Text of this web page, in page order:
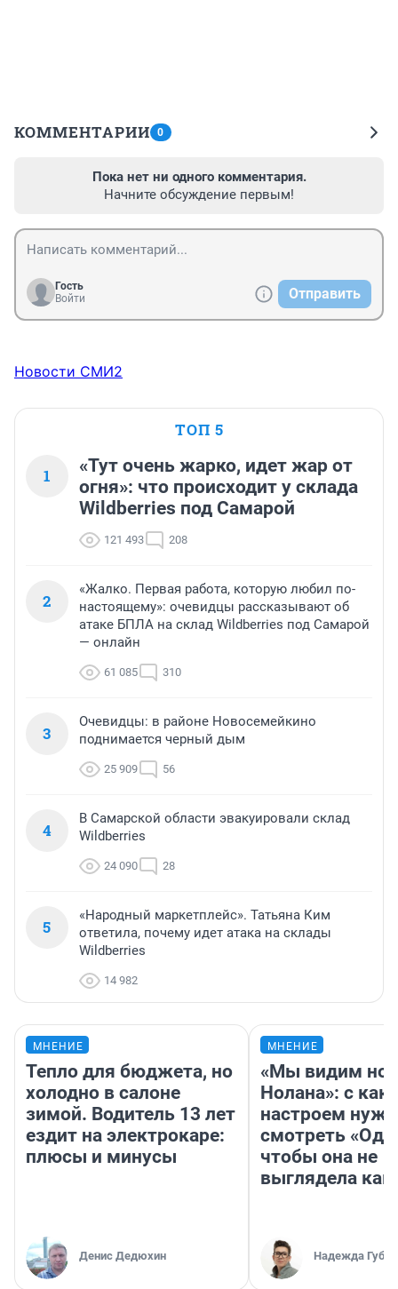
КОММЕНТАРИИ 0
Пока нет ни одного комментария.
Начните обсуждение первым!
Гость
Войти
Отправить
Новости СМИ2
ТОП 5
1
«Тут очень жарко, идет жар от
огня»: что происходит у склада
Wildberries под Самарой
121 493 208
2
«Жалко. Первая работа, которую любил по-
настоящему»: очевидцы рассказывают об
атаке БПЛА на склад Wildberries под Самарой
— онлайн
61 085 310
3
Очевидцы: в районе Новосемейкино
поднимается черный дым
25 909 56
4
В Самарской области эвакуировали склад
Wildberries
24 090 28
5
«Народный маркетплейс». Татьяна Ким
ответила, почему идет атака на склады
Wildberries
14 982
МНЕНИЕ
Тепло для бюджета, но
холодно в салоне
зимой. Водитель 13 лет
ездит на электрокаре:
плюсы и минусы
Денис Дедюхин
МНЕНИЕ
«Мы видим
Нолана»: с
настроем
смотреть
чтобы она не
выглядела как
Надежда